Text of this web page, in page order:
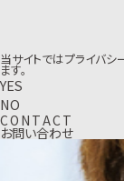
当サイトではプライバシ
ます。
YES
NO
CO N TACT
お問い合わせ